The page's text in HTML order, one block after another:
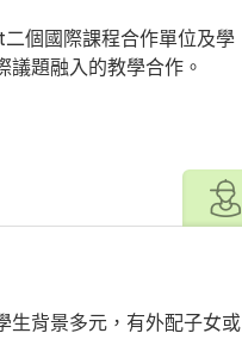
二個國際課程合作單位及學
議題融入的教學合作。
背景多元，有外配子女或